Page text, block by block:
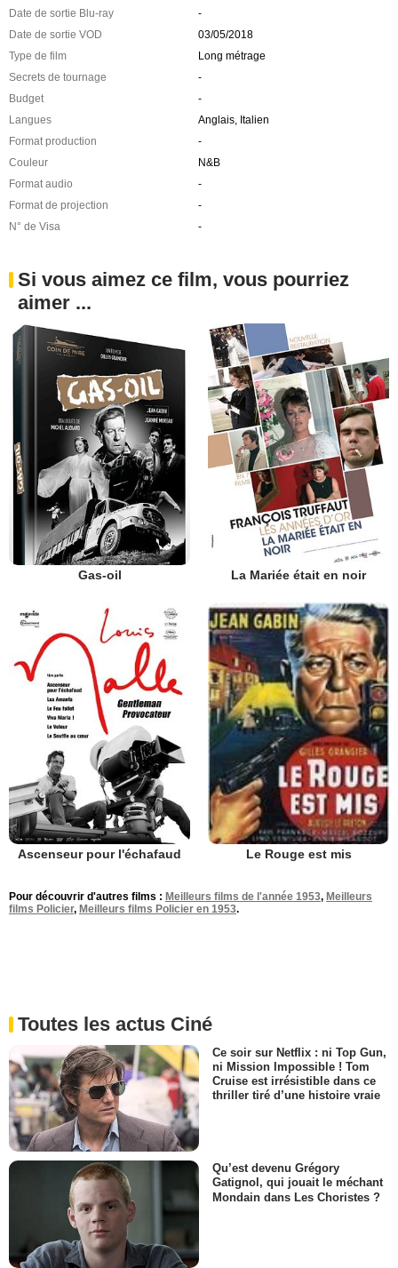
Date de sortie Blu-ray
-
Date de sortie VOD
03/05/2018
Type de film
Long métrage
Secrets de tournage
-
Budget
-
Langues
Anglais, Italien
Format production
-
Couleur
N&B
Format audio
-
Format de projection
-
N° de Visa
-
Si vous aimez ce film, vous pourriez
aimer ...
Gas-oil La Mariée était en noir
Ascenseur pour l'échafaud Le Rouge est mis
Pour découvrir d'autres films : Meilleurs films de l'année 1953, Meilleurs
films Policier, Meilleurs films Policier en 1953.
Toutes les actus Ciné
Ce soir sur Netflix : ni Top Gun,
ni Mission Impossible ! Tom
Cruise est irrésistible dans ce
thriller tiré d’une histoire vraie
Qu’est devenu Grégory
Gatignol, qui jouait le méchant
Mondain dans Les Choristes ?